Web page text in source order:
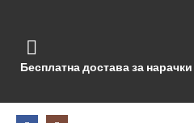
Бесплатна достава за